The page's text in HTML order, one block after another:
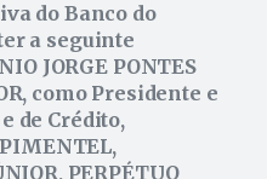
do Banco do
a seguinte
JORGE PONTES
como Presidente e
de Crédito,
PERPÉTUO